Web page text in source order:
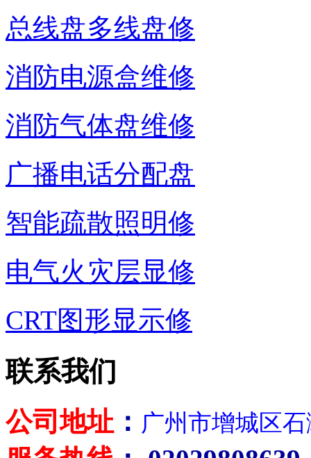
总线盘多线盘修
消防电源盒维修
消防气体盘维修
广播电话分配盘
智能疏散照明修
电气火灾层显修
CRT图形显示修
联系我们
公司地址 ： 广州市增城区